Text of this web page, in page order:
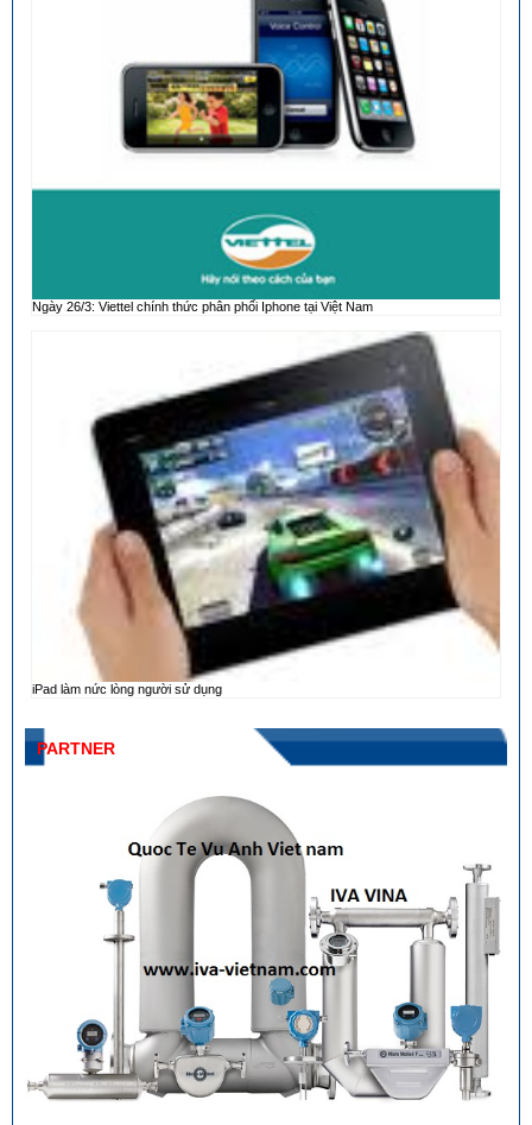
Ngày 26/3: Viettel chính thức phân phối Iphone tại Việt Nam
iPad làm nức lòng người sử dụng
PARTNER